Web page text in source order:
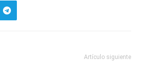
Artículo siguiente